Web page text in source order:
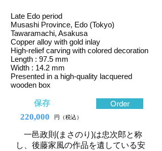
Late Edo period
Musashi Province, Edo (Tokyo)
Tawaramachi, Asakusa
Copper alloy with gold inlay
High-relief carving with colored decoration
Length : 97.5 mm
Width : 14.2 mm
Presented in a high-quality lacquered
wooden box
保存
220,000 円（税込）
Order
一邑政則(まさのり)は忠次郎と称
し、後藤家風の作品を遺している安